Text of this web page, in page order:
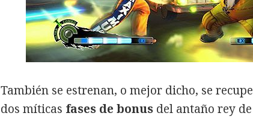
También se estrenan, o mejor dicho, se
dos míticas fases de bonus del antaño rey